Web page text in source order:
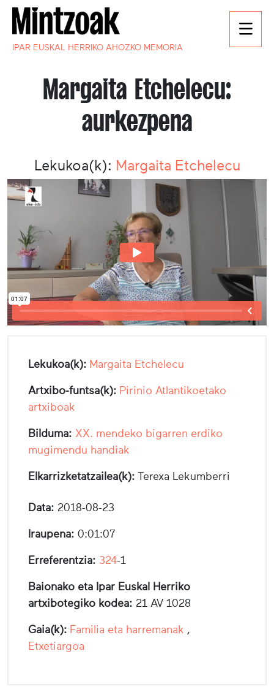
IPAR EUSKAL HERRIKO AHOZKO MEMORIA
Margaita Etchelecu:
aurkezpena
Lekukoa(k): Margaita Etchelecu
Lekukoa(k): Margaita Etchelecu
Artxibo-funtsa(k): Pirinio Atlantikoetako
artxiboak
Bilduma: XX. mendeko bigarren erdiko
mugimendu handiak
Elkarrizketatzailea(k): Terexa Lekumberri
Data: 2018-08-23
Iraupena: 0:01:07
Erreferentzia: 324-1
Baionako eta Ipar Euskal Herriko
artxibotegiko kodea: 21 AV 1028
Gaia(k): Familia eta harremanak ,
Etxetiargoa